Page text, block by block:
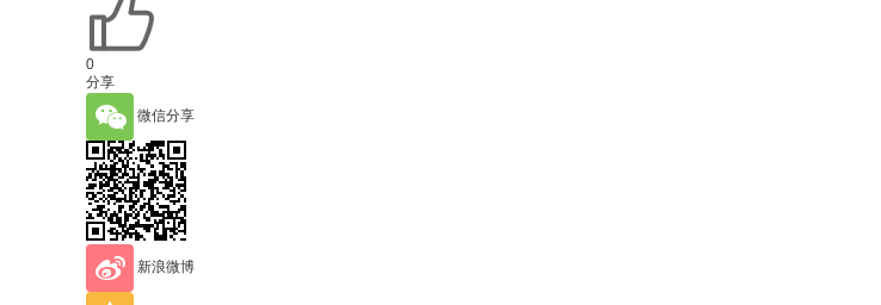
0
分享
微信分享
新浪微博